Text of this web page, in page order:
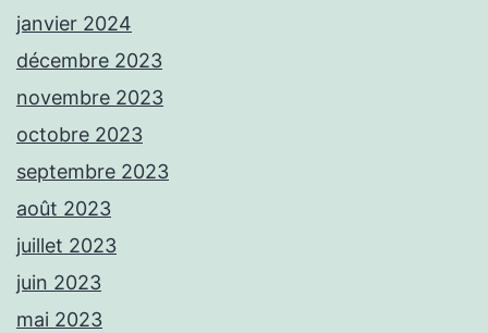
janvier 2024
décembre 2023
novembre 2023
octobre 2023
septembre 2023
août 2023
juillet 2023
juin 2023
mai 2023